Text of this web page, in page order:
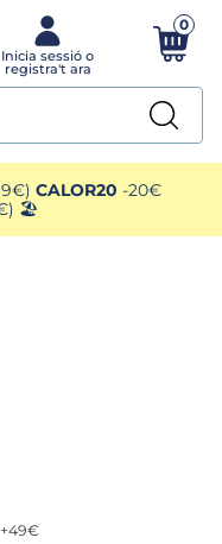
0
CALOR20 -20€
🏖️